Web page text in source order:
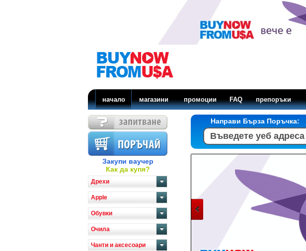
начало магазини промоции FAQ препоръки
Закупи ваучер
Как да купя?
Дрехи
Apple
Обувки
Очила
Чанти и аксесоари
Направи Бърза Поръчка: